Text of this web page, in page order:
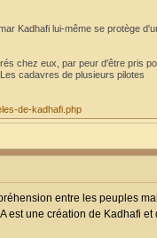
Kadhafi lui-même se protège
chez eux, par peur d'être pris
cadavres de plusieurs pilotes
de-kadhafi.php
entre les peuples
est une création de Kadhafi et